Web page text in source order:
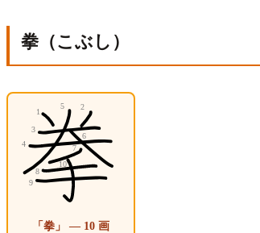
拳（こぶし）
「拳」 — 10 画